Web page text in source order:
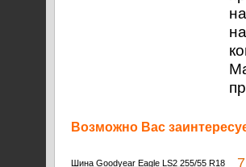
Возможно Вас
Шина Goodyear Eagle LS2 255/55 R18 7